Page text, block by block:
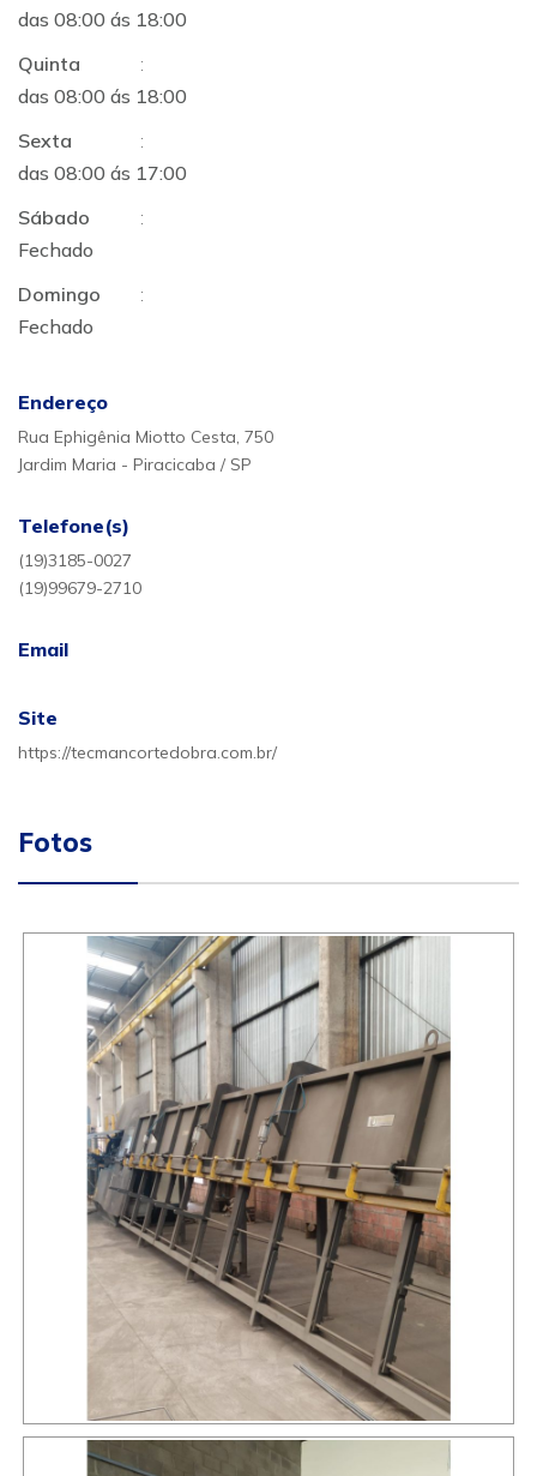
das 08:00 ás 18:00
Quinta
:
das 08:00 ás 18:00
Sexta
:
das 08:00 ás 17:00
Sábado
:
Fechado
Domingo
:
Fechado
Endereço
Rua Ephigênia Miotto Cesta, 750
Jardim Maria - Piracicaba / SP
Telefone(s)
(19)3185-0027
(19)99679-2710
Email
Site
https://tecmancortedobra.com.br/
Fotos